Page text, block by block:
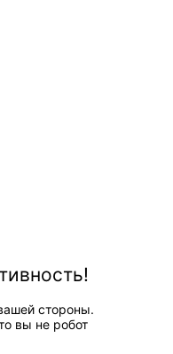
стороны.
вы не робот